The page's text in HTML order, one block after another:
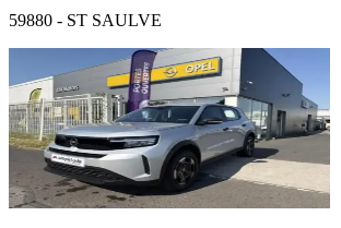
59880 - ST SAULVE